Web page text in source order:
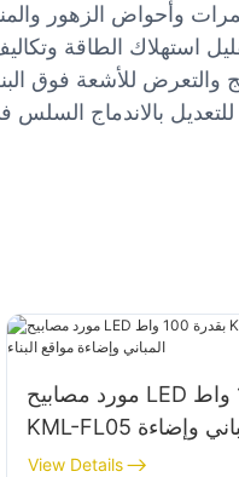
مورد مصابيح LED بقدرة 100 واط
KML-FL05 لواجهات المباني وإضاءة
مواقع البناء
View Details